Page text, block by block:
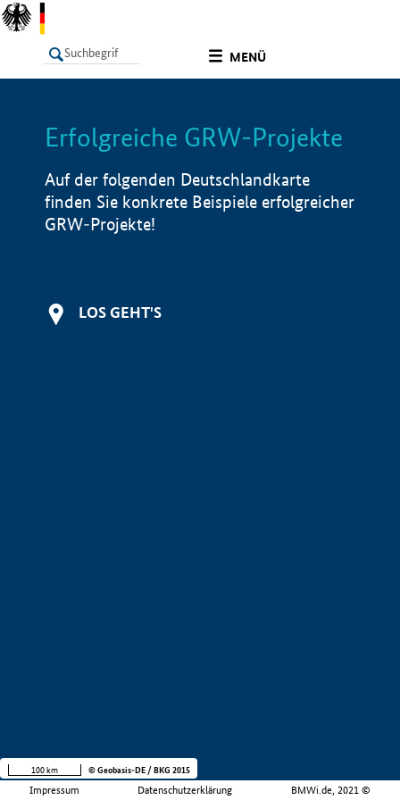
MENÜ
LISTE Info
Erfolgreiche GRW-Projekte
Auf der folgenden Deutschlandkarte
finden Sie konkrete Beispiele erfolgreicher
GRW-Projekte!
LOS GEHT'S
Impressum Datenschutzerklärung BMWi.de, 2021 ©
100 km © Geobasis-DE / BKG 2015